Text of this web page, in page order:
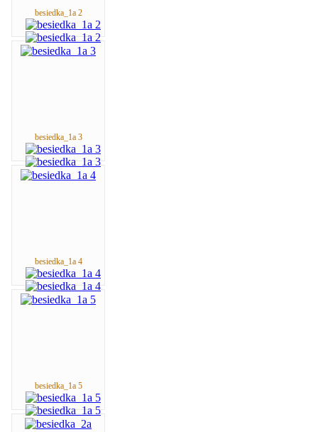
besiedka_1a 2
besiedka_1a 3
besiedka_1a 4
besiedka_1a 5